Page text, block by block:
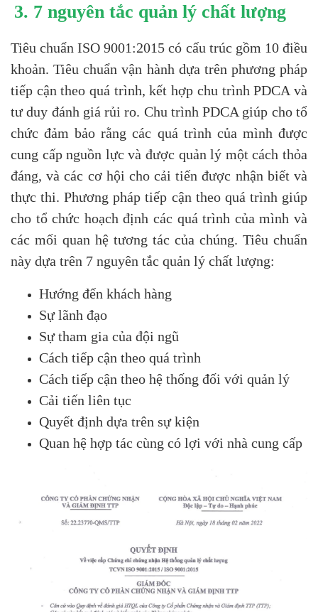
3. 7 nguyên tắc quản lý chất lượng
Tiêu chuẩn ISO 9001:2015 có cấu trúc gồm 10 điều
khoản. Tiêu chuẩn vận hành dựa trên phương pháp
tiếp cận theo quá trình, kết hợp chu trình PDCA và
tư duy đánh giá rủi ro. Chu trình PDCA giúp cho tổ
chức đảm bảo rằng các quá trình của mình được
cung cấp nguồn lực và được quản lý một cách thỏa
đáng, và các cơ hội cho cải tiến được nhận biết và
thực thi. Phương pháp tiếp cận theo quá trình giúp
cho tổ chức hoạch định các quá trình của mình và
các mối quan hệ tương tác của chúng. Tiêu chuẩn
này dựa trên 7 nguyên tắc quản lý chất lượng:
Hướng đến khách hàng
Sự lãnh đạo
Sự tham gia của đội ngũ
Cách tiếp cận theo quá trình
Cách tiếp cận theo hệ thống đối với quản lý
Cải tiến liên tục
Quyết định dựa trên sự kiện
Quan hệ hợp tác cùng có lợi với nhà cung cấp